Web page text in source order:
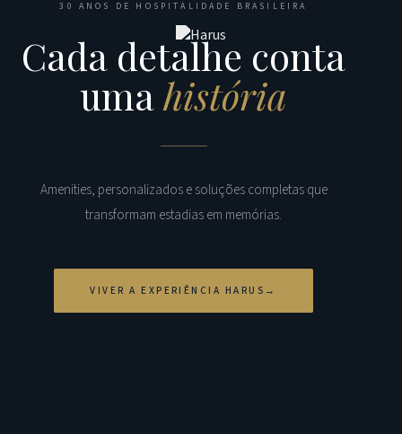
30 ANOS DE HOSPITALIDADE BRASILEIRA
Cada detalhe conta
umahistória
Amenities, personalizados e soluções completas que
transformam estadias em memórias.
VIVER A EXPERIÊNCIA HARUS